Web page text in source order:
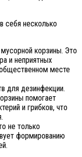
себя несколько
корзины. Это
и неприятных
месте
для дезинфекции.
помогает
и грибков, что
не только
формированию